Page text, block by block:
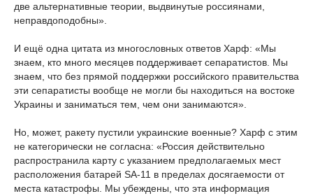
две альтернативные теории, выдвинутые россиянами,
неправдоподобны».
И ещё одна цитата из многословных ответов Харф: «Мы
знаем, кто много месяцев поддерживает сепаратистов. Мы
знаем, что без прямой поддержки российского правительства
эти сепаратисты вообще не могли бы находиться на востоке
Украины и заниматься тем, чем они занимаются».
Но, может, ракету пустили украинские военные? Харф с этим
не категорически не согласна: «Россия действительно
распространила карту с указанием предполагаемых мест
расположения батарей SA-11 в пределах досягаемости от
места катастрофы. Мы убеждены, что эта информация